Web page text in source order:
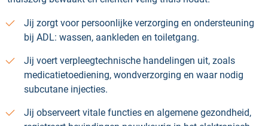
Jij zorgt voor persoonlijke verzorging en ondersteuning
bij ADL: wassen, aankleden en toiletgang.
Jij voert verpleegtechnische handelingen uit, zoals
medicatietoediening, wondverzorging en waar nodig
subcutane injecties.
Jij observeert vitale functies en algemene gezondheid,